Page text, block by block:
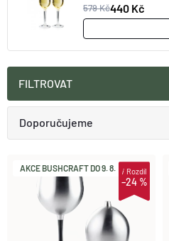
Reklamace
Výměna a vrácení
Moje objednávka
579 Kč440 Kč
FILTROVAT
Ř
A
Doporučujeme
Nejdražší
Nejprodávanější
V
AKCE BUSHCRAFT DO 9. 8.
–24 %
iRozdíl